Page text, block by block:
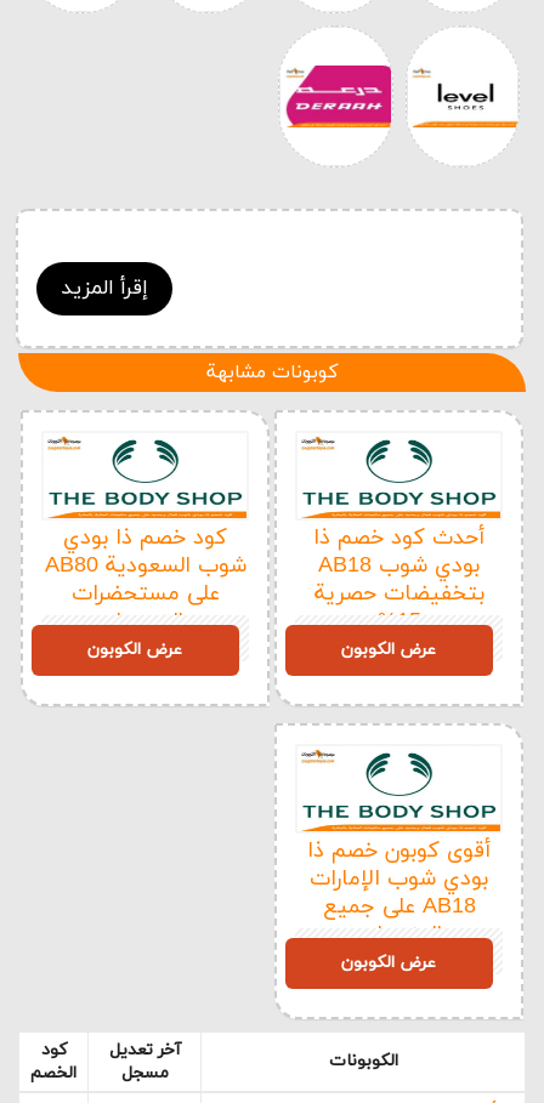
إقرأ المزيد
كوبونات مشابهة
أقوى كوبون خصم ذا
بودي شوب الإمارات
AB18 على جميع
المنتجات
عرض الكوبون
كود خصم ذا بودي
شوب السعودية AB80
على مستحضرات
التجميل
عرض الكوبون
أحدث كود خصم ذا
بودي شوب AB18
بتخفيضات حصرية
15%
عرض الكوبون
الكوبونات
آخر تعديل
مسجل
كود
الخصم